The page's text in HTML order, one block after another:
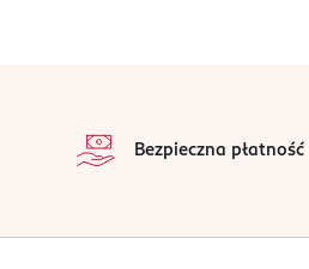
Bezpieczna płatność